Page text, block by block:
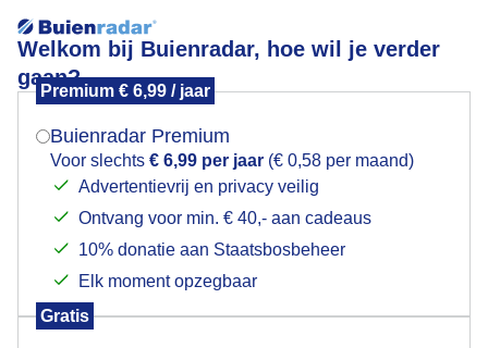
Welkom bij Buienradar, hoe wil je verder
gaan?
Premium € 6,99 / jaar
Buienradar Premium
Voor slechts € 6,99 per jaar (€ 0,58 per maand)
Advertentievrij en privacy veilig
Ontvang voor min. € 40,- aan cadeaus
10% donatie aan Staatsbosbeheer
Elk moment opzegbaar
Gratis
Oplossende mist, zo en opklaringen in Houten
Mogen we je locatie gebruiken voor het
Indien je hier nog geen akkoord op hebt gegeven,
verschijnt er zo een pop-up uit je browser waarin
Is goed, toon de popup